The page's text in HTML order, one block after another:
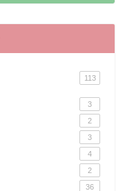
113
3
2
3
4
2
36